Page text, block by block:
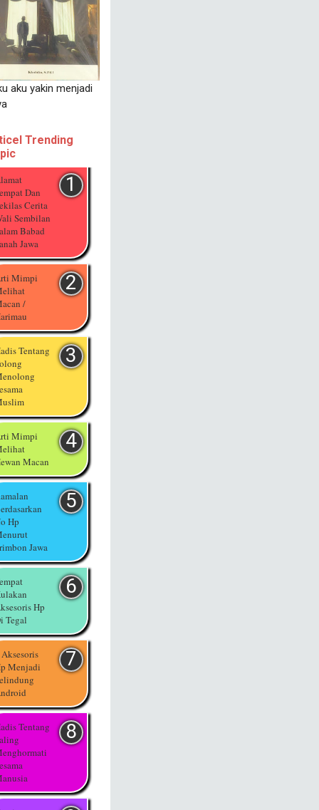
aku yakin menjadi
Trending
Dan
Cerita
Sembilan
Babad
Jawa
Mimpi
/
Tentang
Mimpi
Macan
Hp
Jawa
Hp
Tegal
Menjadi
Tentang